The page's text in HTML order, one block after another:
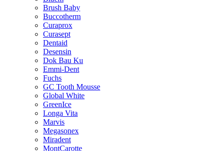
Brush Baby
Buccotherm
Curaprox
Curasept
Dentaid
Desensin
Dok Bau Ku
Emmi-Dent
Fuchs
GC Tooth Mousse
Global White
GreenIce
Longa Vita
Marvis
Megasonex
Miradent
MontCarotte